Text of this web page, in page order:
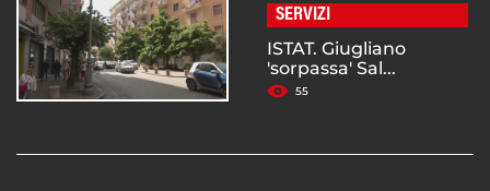
SERVIZI
ISTAT. Giugliano
'sorpassa' Sal...
55